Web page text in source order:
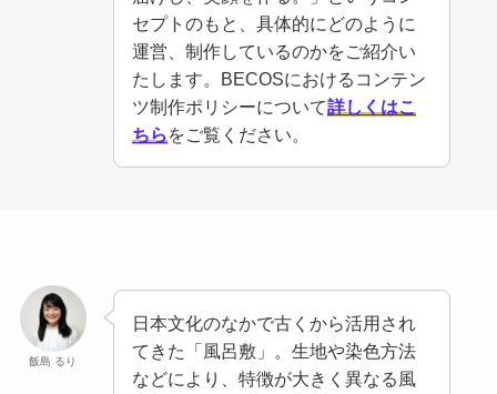
セプトのもと、具体的にどのように
運営、制作しているのかをご紹介い
たします。BECOSにおけるコンテン
ツ制作ポリシーについて詳しくはこ
ちら をご覧ください。
飯島 るり
日本文化のなかで古くから活用され
てきた「風呂敷」。生地や染色方法
などにより、特徴が大きく異なる風